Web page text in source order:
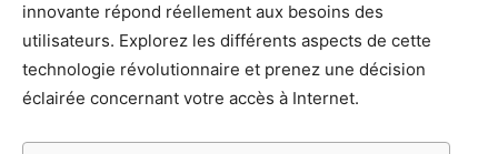
innovante répond réellement aux besoins des
utilisateurs. Explorez les différents aspects de cette
technologie révolutionnaire et prenez une décision
éclairée concernant votre accès à Internet.